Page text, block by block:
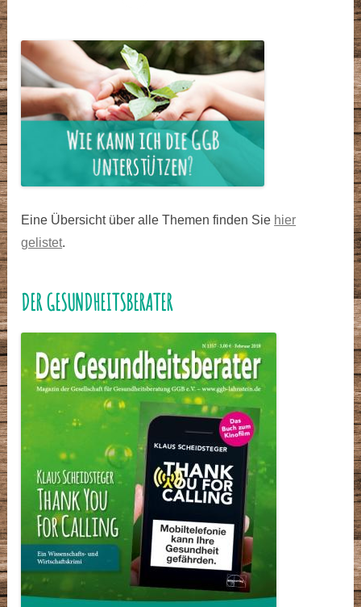
Eine Übersicht über alle Themen finden Sie hier
gelistet.
DER GESUNDHEITSBERATER